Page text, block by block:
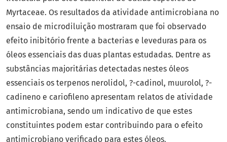
Myrtaceae. Os resultados da atividade antimicrobiana no
ensaio de microdiluição mostraram que foi observado
efeito inibitório frente a bacterias e leveduras para os
óleos essenciais das duas plantas estudadas. Dentre as
substâncias majoritárias detectadas nestes óleos
essenciais os terpenos nerolidol, ?-cadinol, muurolol, ?-
cadineno e cariofileno apresentam relatos de atividade
antimicrobiana, sendo um indicativo de que estes
constituintes podem estar contribuindo para o efeito
antimicrobiano verificado para estes óleos.